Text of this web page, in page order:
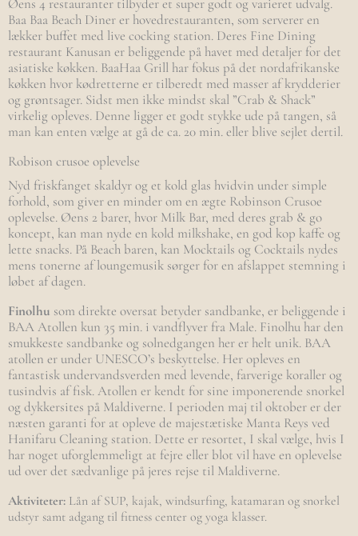
Baa Baa Beach Diner er hovedrestauranten, som serverer en
lækker buffet med live cocking station. Deres Fine Dining
restaurant Kanusan er beliggende på havet med detaljer for det
asiatiske køkken. BaaHaa Grill har fokus på det nordafrikanske
køkken hvor kødretterne er tilberedt med masser af krydderier
og grøntsager. Sidst men ikke mindst skal ”Crab & Shack”
virkelig opleves. Denne ligger et godt stykke ude på tangen, så
man kan enten vælge at gå de ca. 20 min. eller blive sejlet dertil.
Robison crusoe oplevelse
Nyd friskfanget skaldyr og et kold glas hvidvin under simple
forhold, som giver en minder om en ægte Robinson Crusoe
oplevelse. Øens 2 barer, hvor Milk Bar, med deres grab & go
koncept, kan man nyde en kold milkshake, en god kop kaffe og
lette snacks. På Beach baren, kan Mocktails og Cocktails nydes
mens tonerne af loungemusik sørger for en afslappet stemning i
løbet af dagen.
Finolhu som direkte oversat betyder sandbanke, er beliggende i
BAA Atollen kun 35 min. i vandflyver fra Male. Finolhu har den
smukkeste sandbanke og solnedgangen her er helt unik. BAA
atollen er under UNESCO’s beskyttelse. Her opleves en
fantastisk undervandsverden med levende, farverige koraller og
tusindvis af fisk. Atollen er kendt for sine imponerende snorkel
og dykkersites på Maldiverne. I perioden maj til oktober er der
næsten garanti for at opleve de majestætiske Manta Reys ved
Hanifaru Cleaning station. Dette er resortet, I skal vælge, hvis I
har noget uforglemmeligt at fejre eller blot vil have en oplevelse
ud over det sædvanlige på jeres rejse til Maldiverne.
Aktiviteter: Lån af SUP, kajak, windsurfing, katamaran og snorkel
udstyr samt adgang til fitness center og yoga klasser.